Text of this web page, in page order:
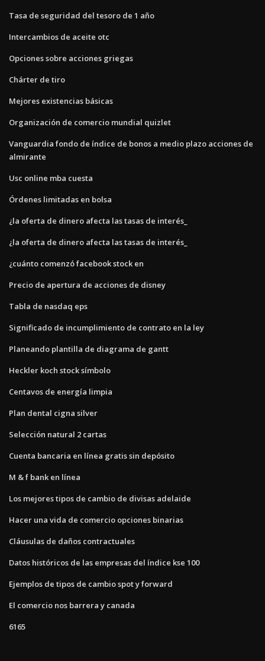
Tasa de seguridad del tesoro de 1 año
Intercambios de aceite otc
Opciones sobre acciones griegas
Chárter de tiro
Mejores existencias básicas
Organización de comercio mundial quizlet
Vanguardia fondo de índice de bonos a medio plazo acciones de
almirante
Usc online mba cuesta
Órdenes limitadas en bolsa
¿la oferta de dinero afecta las tasas de interés_
¿la oferta de dinero afecta las tasas de interés_
¿cuánto comenzó facebook stock en
Precio de apertura de acciones de disney
Tabla de nasdaq eps
Significado de incumplimiento de contrato en la ley
Planeando plantilla de diagrama de gantt
Heckler koch stock símbolo
Centavos de energía limpia
Plan dental cigna silver
Selección natural 2 cartas
Cuenta bancaria en línea gratis sin depósito
M & f bank en línea
Los mejores tipos de cambio de divisas adelaide
Hacer una vida de comercio opciones binarias
Cláusulas de daños contractuales
Datos históricos de las empresas del índice kse 100
Ejemplos de tipos de cambio spot y forward
El comercio nos barrera y canada
6165